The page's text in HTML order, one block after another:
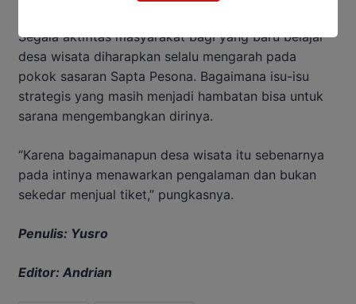
Segala aktifitas masyarakat bagi yang baru belajar
desa wisata diharapkan selalu mengarah pada
pokok sasaran Sapta Pesona. Bagaimana isu-isu
strategis yang masih menjadi hambatan bisa untuk
sarana mengembangkan dirinya.
“Karena bagaimanapun desa wisata itu sebenarnya
pada intinya menawarkan pengalaman dan bukan
sekedar menjual tiket,” pungkasnya.
Penulis: Yusro
Editor: Andrian